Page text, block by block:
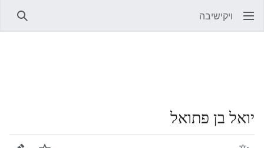
ויקישיבה
יואל בן פתואל